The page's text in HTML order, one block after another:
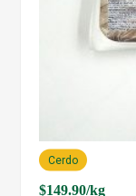
$149.90/kg
Cerdo